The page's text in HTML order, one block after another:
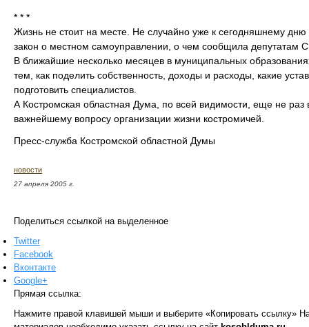
* * *
Жизнь не стоит на месте. Не случайно уже к сегодняшнему
закон о местном самоуправлении, о чем сообщила депутатам
В ближайшие несколько месяцев в муниципальных
тем, как поделить собственность, доходы и расходы, какие
подготовить специалистов.
А Костромская областная Дума, по всей видимости, еще не раз
важнейшему вопросу организации жизни костромичей.
Пресс-служба Костромской областной Думы
новости
27 апреля 2005 г.
Поделиться ссылкой на выделенное
Twitter
Facebook
Вконтакте
Google+
Прямая ссылка:
Нажмите правой клавишей мыши и выберите «Копировать ссылку»